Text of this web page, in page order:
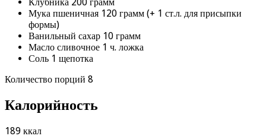
Мука пшеничная 120 грамм (+ 1 ст.л. для присыпки
формы)
Ванильный сахар 10 грамм
Масло сливочное 1 ч. ложка
Соль 1 щепотка
Количество порций 8
Калорийность
189 ккал